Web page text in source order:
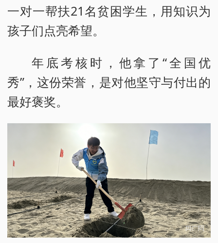
一对一帮扶21名贫困学生，用知识为
孩子们点亮希望。
年底考核时，他拿了“全国优
秀”，这份荣誉，是对他坚守与付出的
最好褒奖。